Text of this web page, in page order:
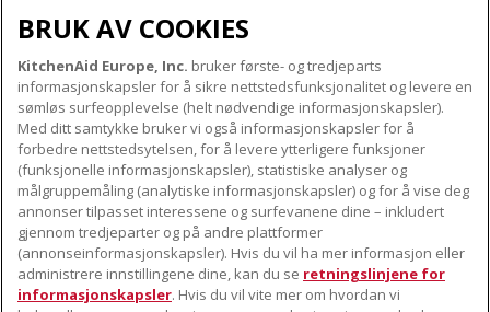
SPESIFIKASJONER
BRUK AV COOKIES
KitchenAid Europe, Inc. bruker første- og tredjeparts
informasjonskapsler for å sikre nettstedsfunksjonalitet og levere en
sømløs surfeopplevelse (helt nødvendige informasjonskapsler).
Med ditt samtykke bruker vi også informasjonskapsler for å
forbedre nettstedsytelsen, for å levere ytterligere funksjoner
(funksjonelle informasjonskapsler), statistiske analyser og
målgruppemåling (analytiske informasjonskapsler) og for å vise deg
annonser tilpasset interessene og surfevanene dine – inkludert
gjennom tredjeparter og på andre plattformer
(annonseinformasjonskapsler). Hvis du vil ha mer informasjon eller
administrere innstillingene dine, kan du se retningslinjene for
informasjonskapsler. Hvis du vil vite mer om hvordan vi